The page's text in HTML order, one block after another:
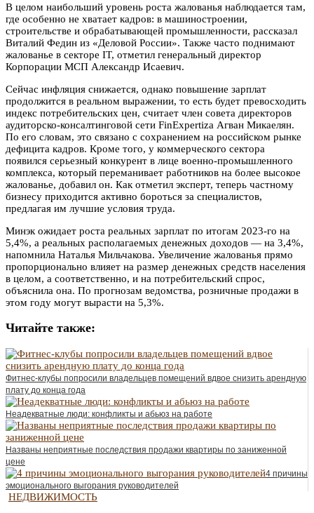
В целом наибольший уровень роста жалованья наблюдается там,
где особенно не хватает кадров: в машиностроении,
строительстве и обрабатывающей промышленности, рассказал
Виталий Федин из «Деловой России». Также часто поднимают
жалованье в секторе IT, отметил генеральный директор
Корпорации МСП Александр Исаевич.
Сейчас инфляция снижается, однако повышение зарплат
продолжится в реальном выражении, то есть будет превосходить
индекс потребительских цен, считает член совета директоров
аудиторско-консалтинговой сети FinExpertiza Агван Микаелян.
По его словам, это связано с сохранением на российском рынке
дефицита кадров. Кроме того, у коммерческого сектора
появился серьезный конкурент в лице военно-промышленного
комплекса, который переманивает работников на более высокое
жалованье, добавил он. Как отметил эксперт, теперь частному
бизнесу приходится активно бороться за специалистов,
предлагая им лучшие условия труда.
Минэк ожидает роста реальных зарплат по итогам 2023-го на
5,4%, а реальных располагаемых денежных доходов — на 3,4%,
напомнила Наталья Мильчакова. Увеличение жалованья прямо
пропорционально влияет на размер денежных средств населения
в целом, а соответственно, и на потребительский спрос,
объяснила она. По прогнозам ведомства, розничные продажи в
этом году могут вырасти на 5,3%.
Читайте также:
Фитнес-клубы попросили владельцев помещений вдвое снизить арендную
плату до конца года
Неадекватные люди: конфликты и абьюз на работе
Названы неприятные последствия продажи квартиры по заниженной
цене
4 причины
эмоционального выгорания руководителей
НЕДВИЖИМОСТЬ